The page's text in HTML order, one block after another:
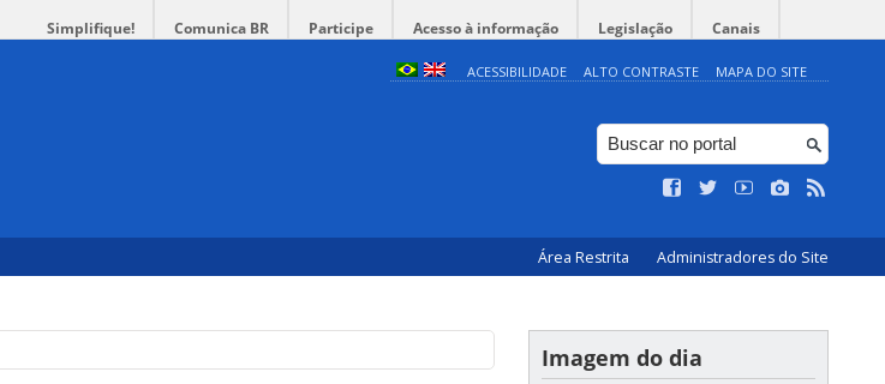
Simplifique! Comunica BR Participe Acesso à informação Legislação Canais
ACESSIBILIDADE ALTO CONTRASTE MAPA DO SITE
Área Restrita Administradores do Site
Imagem do dia